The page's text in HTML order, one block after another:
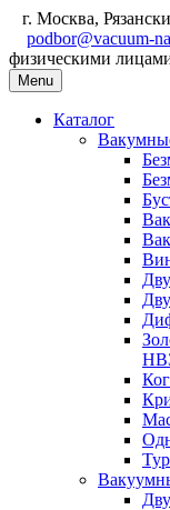
г. Москва,
podbor@vacuum-
физическими
Menu
Каталог